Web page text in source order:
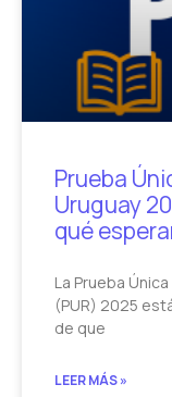
Prueba
Uruguay
qué
La Prueba
(PUR) 2025
de que
LEER MÁS »